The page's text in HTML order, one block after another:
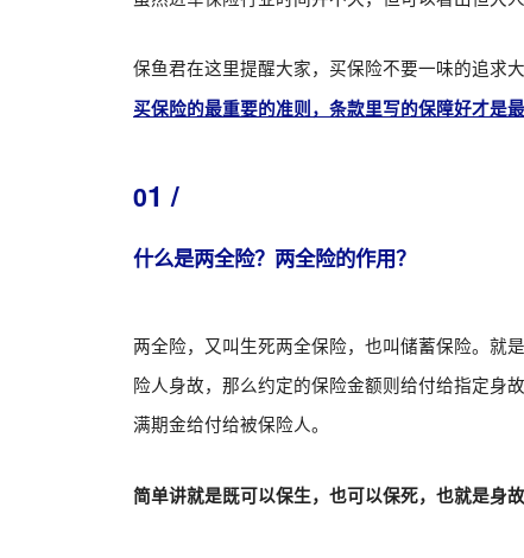
保鱼君在这里提醒大家，买保险不要一味的追求
买保险的最重要的准则，条款里写的保障好才是最
01 /
什么是两全险？两全险的作用？
两全险，又叫生死两全保险，也叫储蓄保险。就
险人身故，那么约定的保险金额则给付给指定身
满期金给付给被保险人。
简单讲就是既可以保生，也可以保死，也就是身